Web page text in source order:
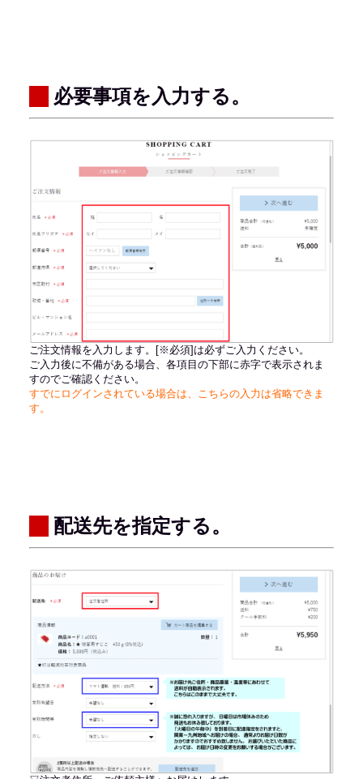
必要事項を入力する。
ご注文情報を入力します。[※必須]は必ずご入力ください。
ご入力後に不備がある場合、各項目の下部に赤字で表示されま
すのでご確認ください。
すでにログインされている場合は、こちらの入力は省略できま
す。
配送先を指定する。